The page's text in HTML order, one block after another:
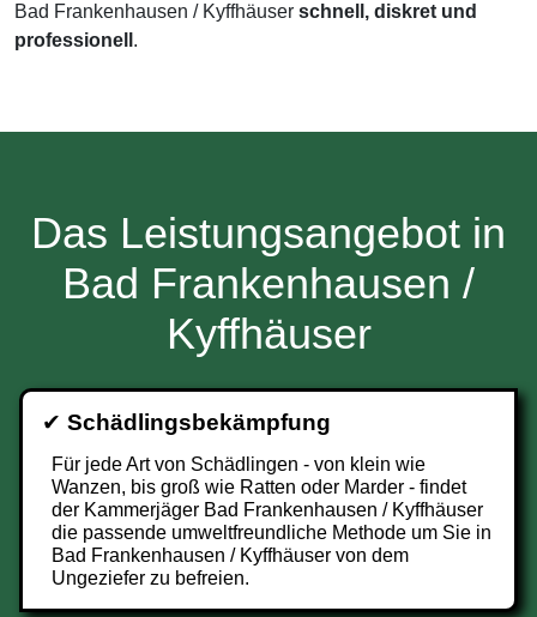
Bad Frankenhausen / Kyffhäuser schnell, diskret und
professionell .
Das Leistungsangebot in
Bad Frankenhausen /
Kyffhäuser
✔ Schädlingsbekämpfung
Für jede Art von Schädlingen - von klein wie
Wanzen, bis groß wie Ratten oder Marder - findet
der Kammerjäger Bad Frankenhausen / Kyffhäuser
die passende umweltfreundliche Methode um Sie in
Bad Frankenhausen / Kyffhäuser von dem
Ungeziefer zu befreien.